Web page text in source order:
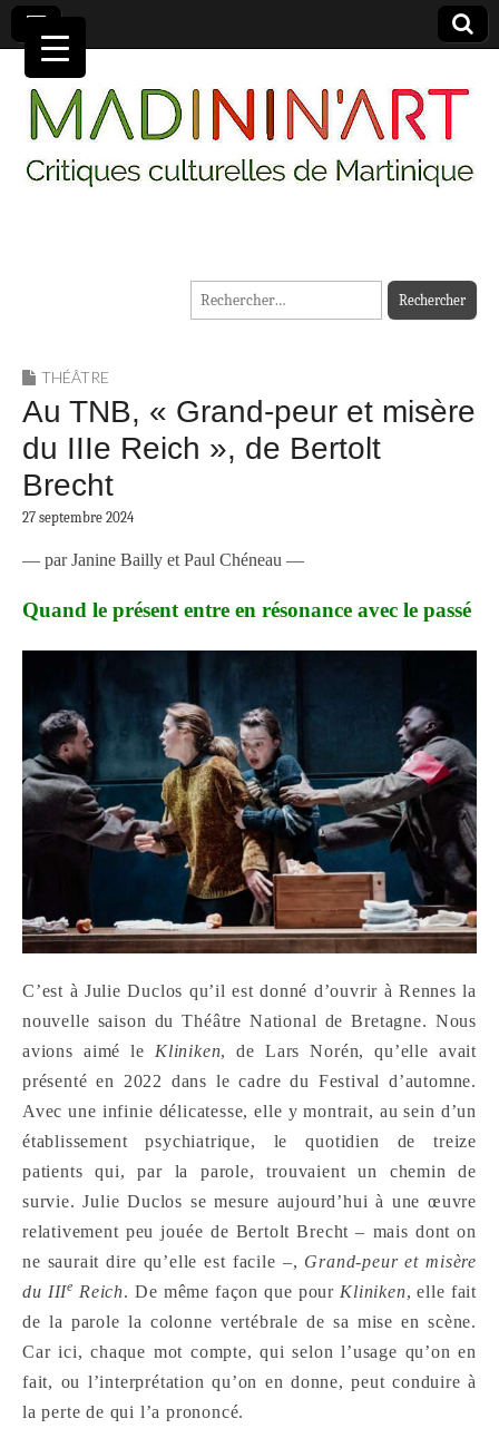
MADININ'ART
Rechercher :
THÉÂTRE
Au TNB, « Grand-peur et misère
du IIIe Reich », de Bertolt
Brecht
27 septembre 2024
— par Janine Bailly et Paul Chéneau —
Quand le présent entre en résonance avec le passé
C’est à Julie Duclos qu’il est donné d’ouvrir à Rennes la
nouvelle saison du Théâtre National de Bretagne. Nous
avions aimé le Kliniken, de Lars Norén, qu’elle avait
présenté en 2022 dans le cadre du Festival d’automne.
Avec une infinie délicatesse, elle y montrait, au sein d’un
établissement psychiatrique, le quotidien de treize
patients qui, par la parole, trouvaient un chemin de
survie. Julie Duclos se mesure aujourd’hui à une œuvre
relativement peu jouée de Bertolt Brecht – mais dont on
ne saurait dire qu’elle est facile –, Grand-peur et misère
du IIIe Reich. De même façon que pourKliniken, elle fait
de la parole la colonne vertébrale de sa mise en scène.
Car ici, chaque mot compte, qui selon l’usage qu’on en
fait, ou l’interprétation qu’on en donne, peut conduire à
la perte de qui l’a prononcé.